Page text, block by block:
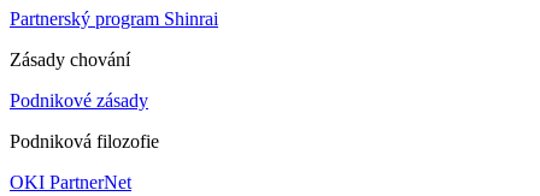
Partnerský program Shinrai
Zásady chování
Podnikové zásady
Podniková filozofie
OKI PartnerNet